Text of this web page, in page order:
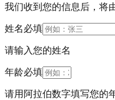
我们收到您的信息后，将
姓名必填
请输入您的姓名
年龄必填
请用阿拉伯数字填写您的